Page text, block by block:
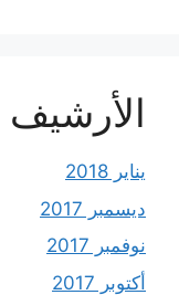
الأرشيف
يناير 2018
ديسمبر 2017
نوفمبر 2017
أكتوبر 2017